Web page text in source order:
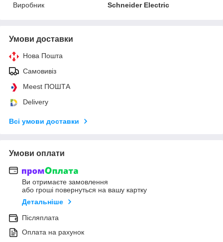
Виробник
Schneider Electric
Умови доставки
Нова Пошта
Самовивіз
Meest ПОШТА
Delivery
Всі умови доставки
Умови оплати
Ви отримаєте замовлення
або гроші повернуться на вашу картку
Детальніше
Післяплата
Оплата на рахунок